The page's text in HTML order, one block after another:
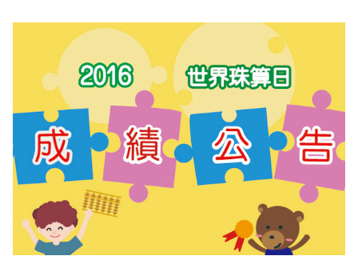
暨國際觀摩賽、祖孫樂活珠算趣味競賽等系列活動，歡迎踴躍報名
參加。 ＊201..